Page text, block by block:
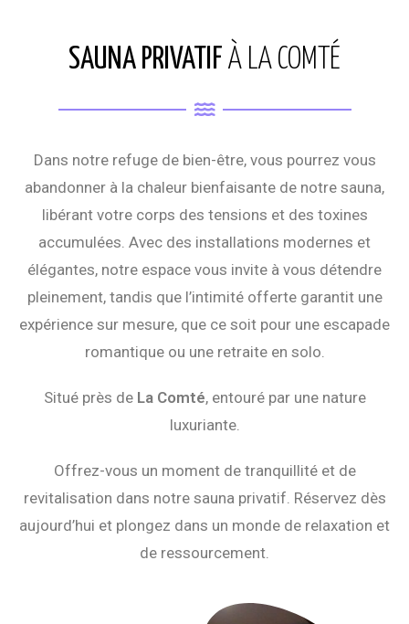
SAUNA PRIVATIF À LA COMTÉ
Dans notre refuge de bien-être, vous pourrez vous
abandonner à la chaleur bienfaisante de notre sauna,
libérant votre corps des tensions et des toxines
accumulées. Avec des installations modernes et
élégantes, notre espace vous invite à vous détendre
pleinement, tandis que l’intimité offerte garantit une
expérience sur mesure, que ce soit pour une escapade
romantique ou une retraite en solo.
Situé près de La Comté, entouré par une nature
luxuriante.
Offrez-vous un moment de tranquillité et de
revitalisation dans notre sauna privatif. Réservez dès
aujourd’hui et plongez dans un monde de relaxation et
de ressourcement.